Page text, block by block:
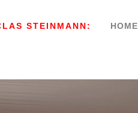
HOME
STEINMANN: